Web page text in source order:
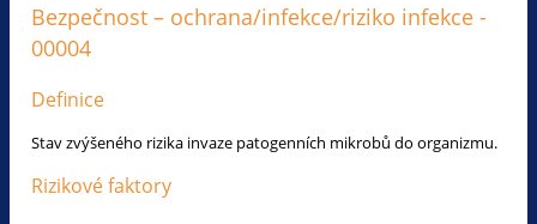
Bezpečnost – ochrana/infekce/riziko infekce -
00004
Definice
Stav zvýšeného rizika invaze patogenních mikrobů do organizmu.
Rizikové faktory